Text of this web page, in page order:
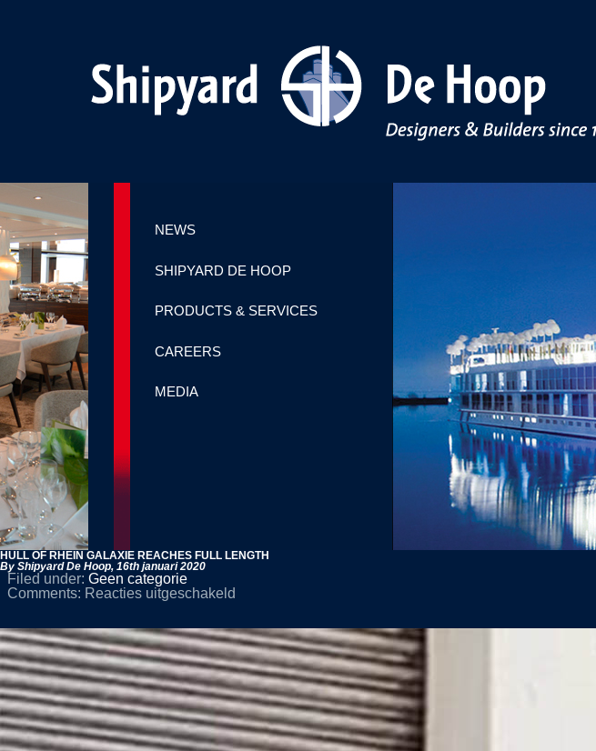
NEWS
SHIPYARD DE HOOP
PRODUCTS & SERVICES
CAREERS
MEDIA
HULL OF RHEIN GALAXIE REACHES FULL LENGTH
By Shipyard De Hoop, 16th januari 2020
Filed under: Geen categorie
Comments: Reacties uitgeschakeld
RHEIN
GALAXIE
REACHES
FULL
LENGTH